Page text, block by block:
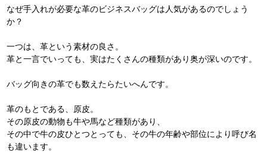
なぜ手入れが必要な革のビジネスバッグは人気があるのでしょう
か？
一つは、革という素材の良さ。
革と一言でいっても、実はたくさんの種類があり奥が深いのです。
バッグ向きの革でも数えたらたいへんです。
革のもとである、原皮。
その原皮の動物も牛や馬など種類があり、
その中で牛の皮ひとつとっても、その牛の年齢や部位により呼び名
も違います。